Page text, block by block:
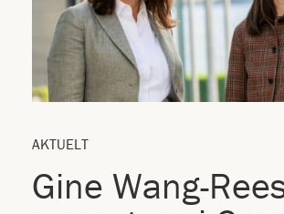
AKTUELT
Gine Wang-